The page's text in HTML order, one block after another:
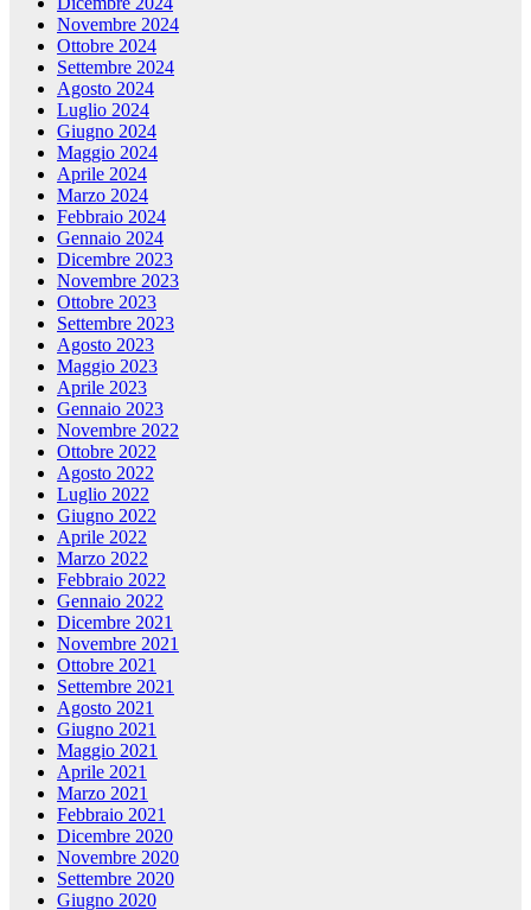
Novembre 2024
Ottobre 2024
Settembre 2024
Agosto 2024
Luglio 2024
Giugno 2024
Maggio 2024
Aprile 2024
Marzo 2024
Febbraio 2024
Gennaio 2024
Dicembre 2023
Novembre 2023
Ottobre 2023
Settembre 2023
Agosto 2023
Maggio 2023
Aprile 2023
Gennaio 2023
Novembre 2022
Ottobre 2022
Agosto 2022
Luglio 2022
Giugno 2022
Aprile 2022
Marzo 2022
Febbraio 2022
Gennaio 2022
Dicembre 2021
Novembre 2021
Ottobre 2021
Settembre 2021
Agosto 2021
Giugno 2021
Maggio 2021
Aprile 2021
Marzo 2021
Febbraio 2021
Dicembre 2020
Novembre 2020
Settembre 2020
Giugno 2020